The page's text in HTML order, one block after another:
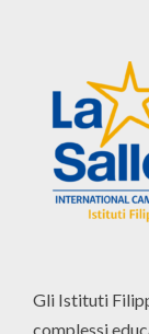
Gli Istituti
complessi